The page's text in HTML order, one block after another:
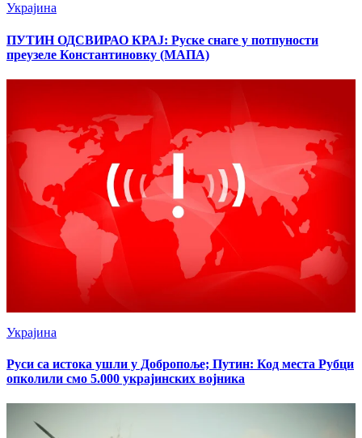
Украјина
ПУТИН ОДСВИРАО КРАЈ: Руске снаге у потпуности
преузеле Константиновку (МАПА)
Украјина
Руси са истока ушли у Добропоље; Путин: Код места Рубци
опколили смо 5.000 украјинских војника